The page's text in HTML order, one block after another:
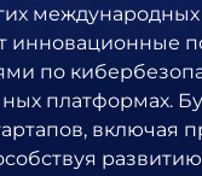
инновационные
по
платформах.
включая
развитию